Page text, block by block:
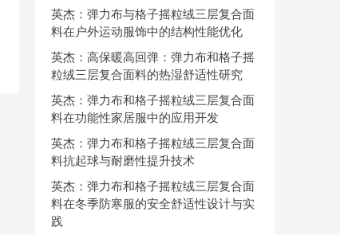
英杰：弹力布与格子摇粒绒三层复合面
料在户外运动服饰中的结构性能优化
英杰：高保暖高回弹：弹力布和格子摇
粒绒三层复合面料的热湿舒适性研究
英杰：弹力布和格子摇粒绒三层复合面
料在功能性家居服中的应用开发
英杰：弹力布和格子摇粒绒三层复合面
料抗起球与耐磨性提升技术
英杰：弹力布和格子摇粒绒三层复合面
料在冬季防寒服的安全舒适性设计与实
践